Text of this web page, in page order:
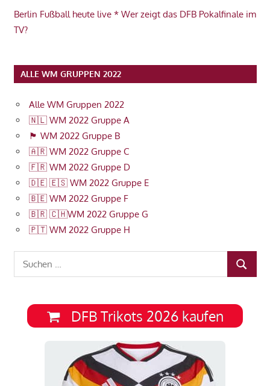
Berlin Fußball heute live * Wer zeigt das DFB Pokalfinale im
TV?
ALLE WM GRUPPEN 2022
Alle WM Gruppen 2022
🇳🇱 WM 2022 Gruppe A
🏴󠁧󠁢󠁥󠁮󠁧󠁿 WM 2022 Gruppe B
🇦🇷 WM 2022 Gruppe C
🇫🇷 WM 2022 Gruppe D
🇩🇪 🇪🇸 WM 2022 Gruppe E
🇧🇪 WM 2022 Gruppe F
🇧🇷 🇨🇭WM 2022 Gruppe G
🇵🇹 WM 2022 Gruppe H
Suchen
nach:
SUCHEN
DFB Trikots 2026 kaufen